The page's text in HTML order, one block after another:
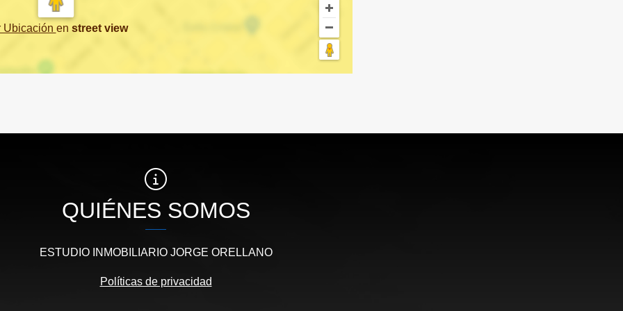
Ubicación en street view
QUIÉNES SOMOS
ESTUDIO INMOBILIARIO JORGE ORELLANO
Políticas de privacidad